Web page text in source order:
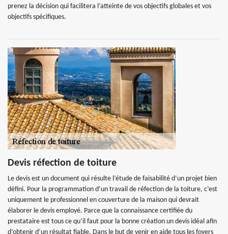
prenez la décision qui facilitera l’atteinte de vos objectifs globales et vos
objectifs spécifiques.
Devis réfection de toiture
Le devis est un document qui résulte l’étude de faisabilité d’un projet bien
défini. Pour la programmation d’un travail de réfection de la toiture, c’est
uniquement le professionnel en couverture de la maison qui devrait
élaborer le devis employé. Parce que la connaissance certifiée du
prestataire est tous ce qu’il faut pour la bonne création un devis idéal afin
d’obtenir d’un résultat fiable. Dans le but de venir en aide tous les foyers